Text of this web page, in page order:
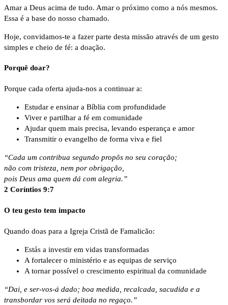
Amar a Deus acima de tudo. Amar o próximo como a nós mesmos.
Essa é a base do nosso chamado.
Hoje, convidamos-te a fazer parte desta missão através de um gesto
simples e cheio de fé: a doação.
Porquê doar?
Porque cada oferta ajuda-nos a continuar a:
Estudar e ensinar a Bíblia com profundidade
Viver e partilhar a fé em comunidade
Ajudar quem mais precisa, levando esperança e amor
Transmitir o evangelho de forma viva e fiel
“Cada um contribua segundo propôs no seu coração;
não com tristeza, nem por obrigação,
pois Deus ama quem dá com alegria.”
2 Coríntios 9:7
O teu gesto tem impacto
Quando doas para a Igreja Cristã de Famalicão:
Estás a investir em vidas transformadas
A fortalecer o ministério e as equipas de serviço
A tornar possível o crescimento espiritual da comunidade
“Dai, e ser-vos-á dado; boa medida, recalcada, sacudida e a
transbordar vos será deitada no regaço.”